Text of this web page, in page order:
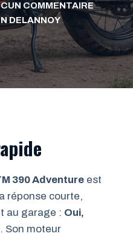
COMMENTAIRE
DELANNOY
390 Adventure est
réponse courte,
au garage : Oui,
. Son moteur